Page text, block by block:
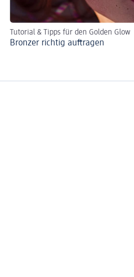
Tutorial & Tipps für den Golden Glow
Bronzer richtig auftragen